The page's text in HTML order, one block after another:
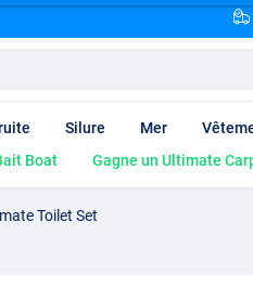
Silure Mer
Boat Gagne un Ultimate
Toilet Set